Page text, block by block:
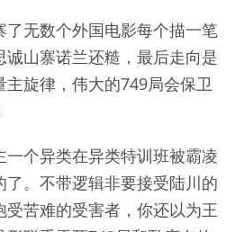
无数个外国电影每个描一笔
山寨诺兰还糙，最后走向是
旋律，伟大的749局会保卫
个异类在异类特训班被霸凌
。不带逻辑非要接受陆川的
苦难的受害者，你还以为王